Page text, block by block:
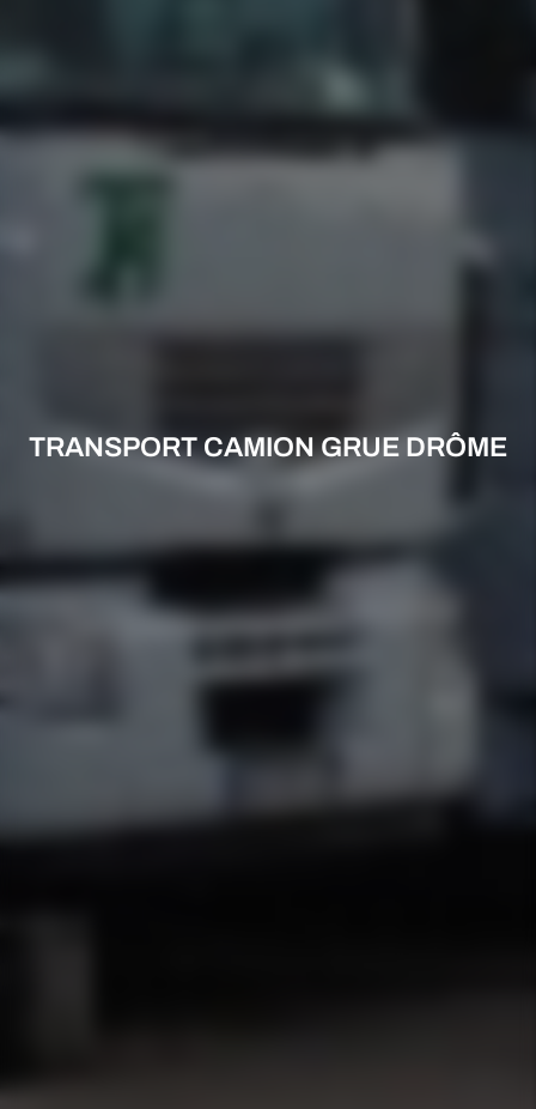
TRANSPORT CAMION GRUE DRÔME